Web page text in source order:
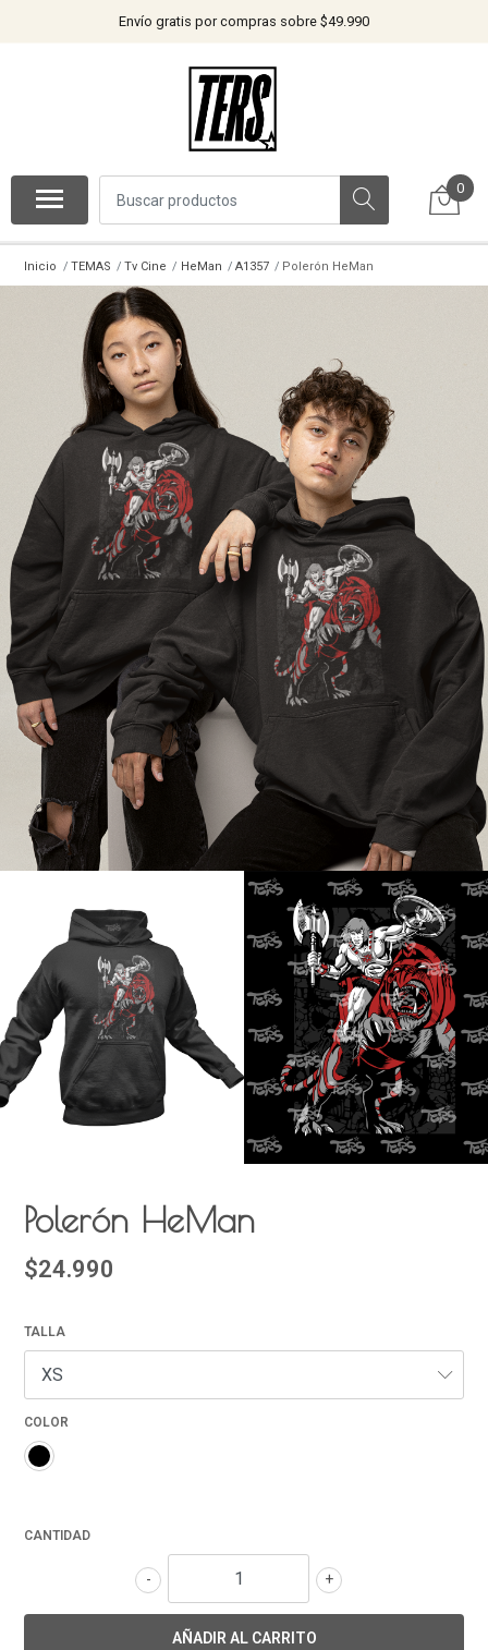
Envío gratis por compras sobre $49.990
0
Inicio TEMAS Tv Cine HeMan A1357 Polerón HeMan
Polerón HeMan
$24.990
TALLA
COLOR
CANTIDAD
+
-